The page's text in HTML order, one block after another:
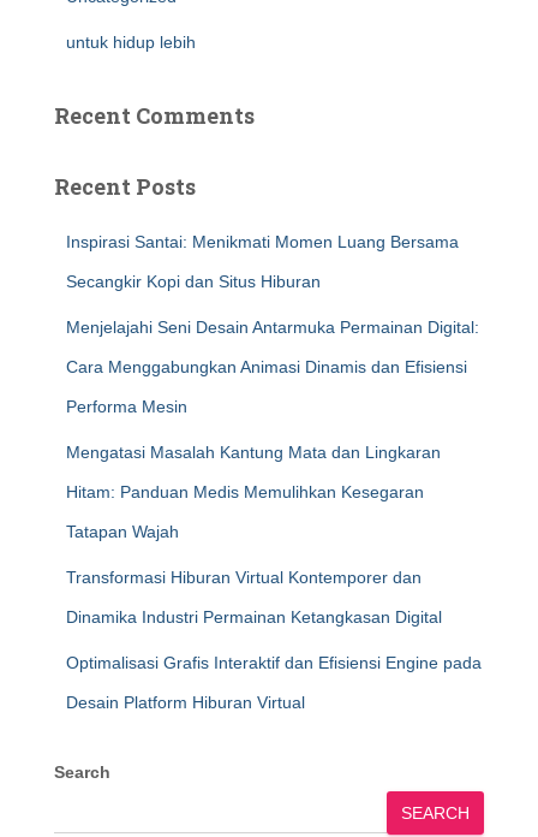
untuk hidup lebih
Recent Comments
Recent Posts
Inspirasi Santai: Menikmati Momen Luang Bersama
Secangkir Kopi dan Situs Hiburan
Menjelajahi Seni Desain Antarmuka Permainan Digital:
Cara Menggabungkan Animasi Dinamis dan Efisiensi
Performa Mesin
Mengatasi Masalah Kantung Mata dan Lingkaran
Hitam: Panduan Medis Memulihkan Kesegaran
Tatapan Wajah
Transformasi Hiburan Virtual Kontemporer dan
Dinamika Industri Permainan Ketangkasan Digital
Optimalisasi Grafis Interaktif dan Efisiensi Engine pada
Desain Platform Hiburan Virtual
Search
SEARCH